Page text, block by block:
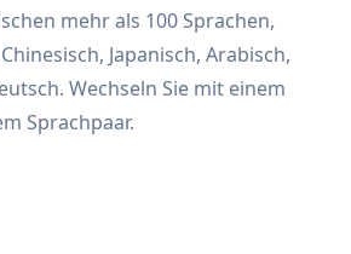
mehr als 100 Sprachen,
Japanisch, Arabisch,
Wechseln Sie mit einem
Sprachpaar.